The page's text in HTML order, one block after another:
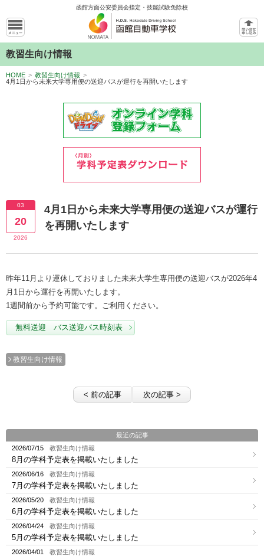
函館方面公安委員会指定・技能試験免除校
教習生向け情報
HOME > 教習生向け情報 >
4月1日から未来大学専用便の送迎バスが運行を再開いたします
03
20
2026
4月1日から未来大学専用便の送迎バスが運行
を再開いたします
昨年11月より運休しておりました未来大学生専用便の送迎バスが2026年4
月1日から運行を再開いたします。
1週間前から予約可能です。ご利用ください。
無料送迎 バス送迎バス時刻表
教習生向け情報
< 前の記事 次の記事 >
最近の記事
2026/07/15
教習生向け情報
8月の学科予定表を掲載いたしました
2026/06/16 教習生向け情報
7月の学科予定表を掲載いたしました
2026/05/20 教習生向け情報
6月の学科予定表を掲載いたしました
2026/04/24 教習生向け情報
5月の学科予定表を掲載いたしました
2026/04/01 教習生向け情報